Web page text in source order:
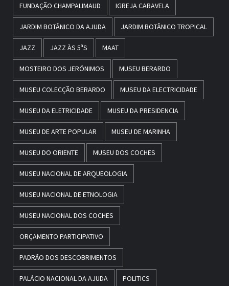
FUNDAÇÃO CHAMPALIMAUD IGREJA CARAVELA
JARDIM BOTÂNICO DA AJUDA JARDIM BOTÂNICO TROPICAL
JAZZ JAZZ ÀS 5ªS MAAT
MOSTEIRO DOS JERÓNIMOS MUSEU BERARDO
MUSEU COLECÇÃO BERARDO MUSEU DA ELECTRICIDADE
MUSEU DA ELETRICIDADE MUSEU DA PRESIDENCIA
MUSEU DE ARTE POPULAR MUSEU DE MARINHA
MUSEU DO ORIENTE MUSEU DOS COCHES
MUSEU NACIONAL DE ARQUEOLOGIA
MUSEU NACIONAL DE ETNOLOGIA
MUSEU NACIONAL DOS COCHES
ORÇAMENTO PARTICIPATIVO
PADRÃO DOS DESCOBRIMENTOS
PALÁCIO NACIONAL DA AJUDA POLITICS